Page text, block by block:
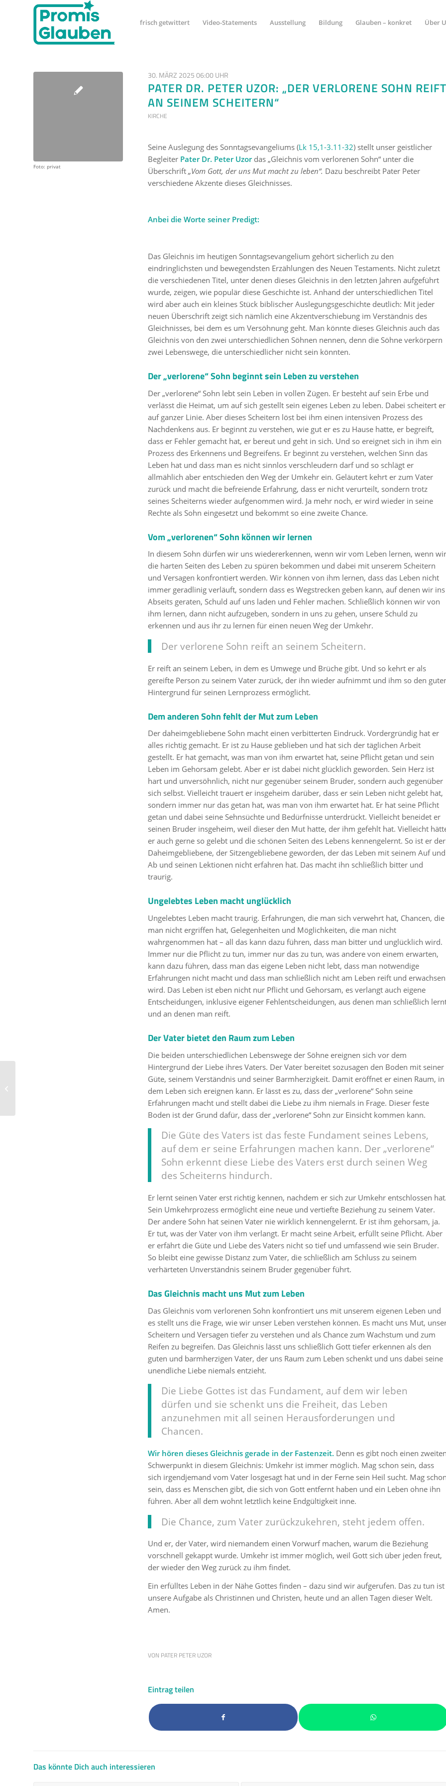
frisch getwittert Video-Statements Ausstellung Bildung Glauben – konkret Über
Foto: privat
30. MÄRZ 2025 06:00 UHR
PATER DR. PETER UZOR: „DER VERLORENE SOHN REIFT
AN SEINEM SCHEITERN“
KIRCHE
Seine Auslegung des Sonntagsevangeliums (Lk 15,1-3.11-32) stellt unser geistlicher
Begleiter Pater Dr. Peter Uzordas „Gleichnis vom verlorenen Sohn“ unter die
Überschrift „Vom Gott, der uns Mut macht zu leben“. Dazu beschreibt Pater Peter
verschiedene Akzente dieses Gleichnisses.
Anbei die Worte seiner Predigt:
Das Gleichnis im heutigen Sonntagsevangelium gehört sicherlich zu den
eindringlichsten und bewegendsten Erzählungen des Neuen Testaments. Nicht zuletzt
die verschiedenen Titel, unter denen dieses Gleichnis in den letzten Jahren aufgeführt
wurde, zeigen, wie populär diese Geschichte ist. Anhand der unterschiedlichen Titel
wird aber auch ein kleines Stück biblischer Auslegungsgeschichte deutlich: Mit jeder
neuen Überschrift zeigt sich nämlich eine Akzentverschiebung im Verständnis des
Gleichnisses, bei dem es um Versöhnung geht. Man könnte dieses Gleichnis auch das
Gleichnis von den zwei unterschiedlichen Söhnen nennen, denn die Söhne verkörpern
zwei Lebenswege, die unterschiedlicher nicht sein könnten.
Der „verlorene“ Sohn beginnt sein Leben zu verstehen
Der „verlorene“ Sohn lebt sein Leben in vollen Zügen. Er besteht auf sein Erbe und
verlässt die Heimat, um auf sich gestellt sein eigenes Leben zu leben. Dabei scheitert er
auf ganzer Linie. Aber dieses Scheitern löst bei ihm einen intensiven Prozess des
Nachdenkens aus. Er beginnt zu verstehen, wie gut er es zu Hause hatte, er begreift,
dass er Fehler gemacht hat, er bereut und geht in sich. Und so ereignet sich in ihm ein
Prozess des Erkennens und Begreifens. Er beginnt zu verstehen, welchen Sinn das
Leben hat und dass man es nicht sinnlos verschleudern darf und so schlägt er
allmählich aber entschieden den Weg der Umkehr ein. Geläutert kehrt er zum Vater
zurück und macht die befreiende Erfahrung, dass er nicht verurteilt, sondern trotz
seines Scheiterns wieder aufgenommen wird. Ja mehr noch, er wird wieder in seine
Rechte als Sohn eingesetzt und bekommt so eine zweite Chance.
Vom „verlorenen“ Sohn können wir lernen
In diesem Sohn dürfen wir uns wiedererkennen, wenn wir vom Leben lernen, wenn wir
die harten Seiten des Leben zu spüren bekommen und dabei mit unserem Scheitern
und Versagen konfrontiert werden. Wir können von ihm lernen, dass das Leben nicht
immer geradlinig verläuft, sondern dass es Wegstrecken geben kann, auf denen wir ins
Abseits geraten, Schuld auf uns laden und Fehler machen. Schließlich können wir von
ihm lernen, dann nicht aufzugeben, sondern in uns zu gehen, unsere Schuld zu
erkennen und aus ihr zu lernen für einen neuen Weg der Umkehr.
Der verlorene Sohn reift an seinem Scheitern.
Er reift an seinem Leben, in dem es Umwege und Brüche gibt. Und so kehrt er als
gereifte Person zu seinem Vater zurück, der ihn wieder aufnimmt und ihm so den
Hintergrund für seinen Lernprozess ermöglicht.
Dem anderen Sohn fehlt der Mut zum Leben
Der daheimgebliebene Sohn macht einen verbitterten Eindruck. Vordergründig hat er
alles richtig gemacht. Er ist zu Hause geblieben und hat sich der täglichen Arbeit
gestellt. Er hat gemacht, was man von ihm erwartet hat, seine Pflicht getan und sein
Leben im Gehorsam gelebt. Aber er ist dabei nicht glücklich geworden. Sein Herz ist
hart und unversöhnlich, nicht nur gegenüber seinem Bruder, sondern auch gegenüber
sich selbst. Vielleicht trauert er insgeheim darüber, dass er sein Leben nicht gelebt hat,
sondern immer nur das getan hat, was man von ihm erwartet hat. Er hat seine Pflicht
getan und dabei seine Sehnsüchte und Bedürfnisse unterdrückt. Vielleicht beneidet er
seinen Bruder insgeheim, weil dieser den Mut hatte, der ihm gefehlt hat. Vielleicht
er auch gerne so gelebt und die schönen Seiten des Lebens kennengelernt. So ist er der
Daheimgebliebene, der Sitzengebliebene geworden, der das Leben mit seinem Auf und
Ab und seinen Lektionen nicht erfahren hat. Das macht ihn schließlich bitter und
traurig.
Ungelebtes Leben macht unglücklich
Ungelebtes Leben macht traurig. Erfahrungen, die man sich verwehrt hat, Chancen, die
man nicht ergriffen hat, Gelegenheiten und Möglichkeiten, die man nicht
wahrgenommen hat – all das kann dazu führen, dass man bitter und unglücklich wird.
Immer nur die Pflicht zu tun, immer nur das zu tun, was andere von einem erwarten,
kann dazu führen, dass man das eigene Leben nicht lebt, dass man notwendige
Erfahrungen nicht macht und dass man schließlich nicht am Leben reift und erwachsen
wird. Das Leben ist eben nicht nur Pflicht und Gehorsam, es verlangt auch eigene
Entscheidungen, inklusive eigener Fehlentscheidungen, aus denen man schließlich
und an denen man reift.
Der Vater bietet den Raum zum Leben
Die beiden unterschiedlichen Lebenswege der Söhne ereignen sich vor dem
Hintergrund der Liebe ihres Vaters. Der Vater bereitet sozusagen den Boden mit seiner
Güte, seinem Verständnis und seiner Barmherzigkeit. Damit eröffnet er einen Raum, in
dem Leben sich ereignen kann. Er lässt es zu, dass der „verlorene“ Sohn seine
Erfahrungen macht und stellt dabei die Liebe zu ihm niemals in Frage. Dieser feste
Boden ist der Grund dafür, dass der „verlorene“ Sohn zur Einsicht kommen kann.
Die Güte des Vaters ist das feste Fundament seines Lebens,
auf dem er seine Erfahrungen machen kann. Der „verlorene“
Sohn erkennt diese Liebe des Vaters erst durch seinen Weg
des Scheiterns hindurch.
Er lernt seinen Vater erst richtig kennen, nachdem er sich zur Umkehr entschlossen
Sein Umkehrprozess ermöglicht eine neue und vertiefte Beziehung zu seinem Vater.
Der andere Sohn hat seinen Vater nie wirklich kennengelernt. Er ist ihm gehorsam, ja.
Er tut, was der Vater von ihm verlangt. Er macht seine Arbeit, erfüllt seine Pflicht. Aber
er erfährt die Güte und Liebe des Vaters nicht so tief und umfassend wie sein Bruder.
So bleibt eine gewisse Distanz zum Vater, die schließlich am Schluss zu seinem
verhärteten Unverständnis seinem Bruder gegenüber führt.
Das Gleichnis macht uns Mut zum Leben
Das Gleichnis vom verlorenen Sohn konfrontiert uns mit unserem eigenen Leben und
es stellt uns die Frage, wie wir unser Leben verstehen können. Es macht uns Mut,
Scheitern und Versagen tiefer zu verstehen und als Chance zum Wachstum und zum
Reifen zu begreifen. Das Gleichnis lässt uns schließlich Gott tiefer erkennen als den
guten und barmherzigen Vater, der uns Raum zum Leben schenkt und uns dabei seine
unendliche Liebe niemals entzieht.
Die Liebe Gottes ist das Fundament, auf dem wir leben
dürfen und sie schenkt uns die Freiheit, das Leben
anzunehmen mit all seinen Herausforderungen und
Chancen.
Wir hören dieses Gleichnis gerade in der Fastenzeit. Denn es gibt noch einen
Schwerpunkt in diesem Gleichnis: Umkehr ist immer möglich. Mag schon sein, dass
sich irgendjemand vom Vater losgesagt hat und in der Ferne sein Heil sucht. Mag
sein, dass es Menschen gibt, die sich von Gott entfernt haben und ein Leben ohne ihn
führen. Aber all dem wohnt letztlich keine Endgültigkeit inne.
Die Chance, zum Vater zurückzukehren, steht jedem offen.
Und er, der Vater, wird niemandem einen Vorwurf machen, warum die Beziehung
vorschnell gekappt wurde. Umkehr ist immer möglich, weil Gott sich über jeden freut,
der wieder den Weg zurück zu ihm findet.
Ein erfülltes Leben in der Nähe Gottes finden – dazu sind wir aufgerufen. Das zu tun ist
unsere Aufgabe als Christinnen und Christen, heute und an allen Tagen dieser Welt.
Amen.
VON PATER PETER UZOR
Eintrag teilen
Das könnte Dich auch interessieren